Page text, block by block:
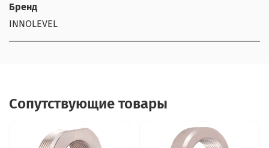
Бренд
INNOLEVEL
Сопутствующие товары